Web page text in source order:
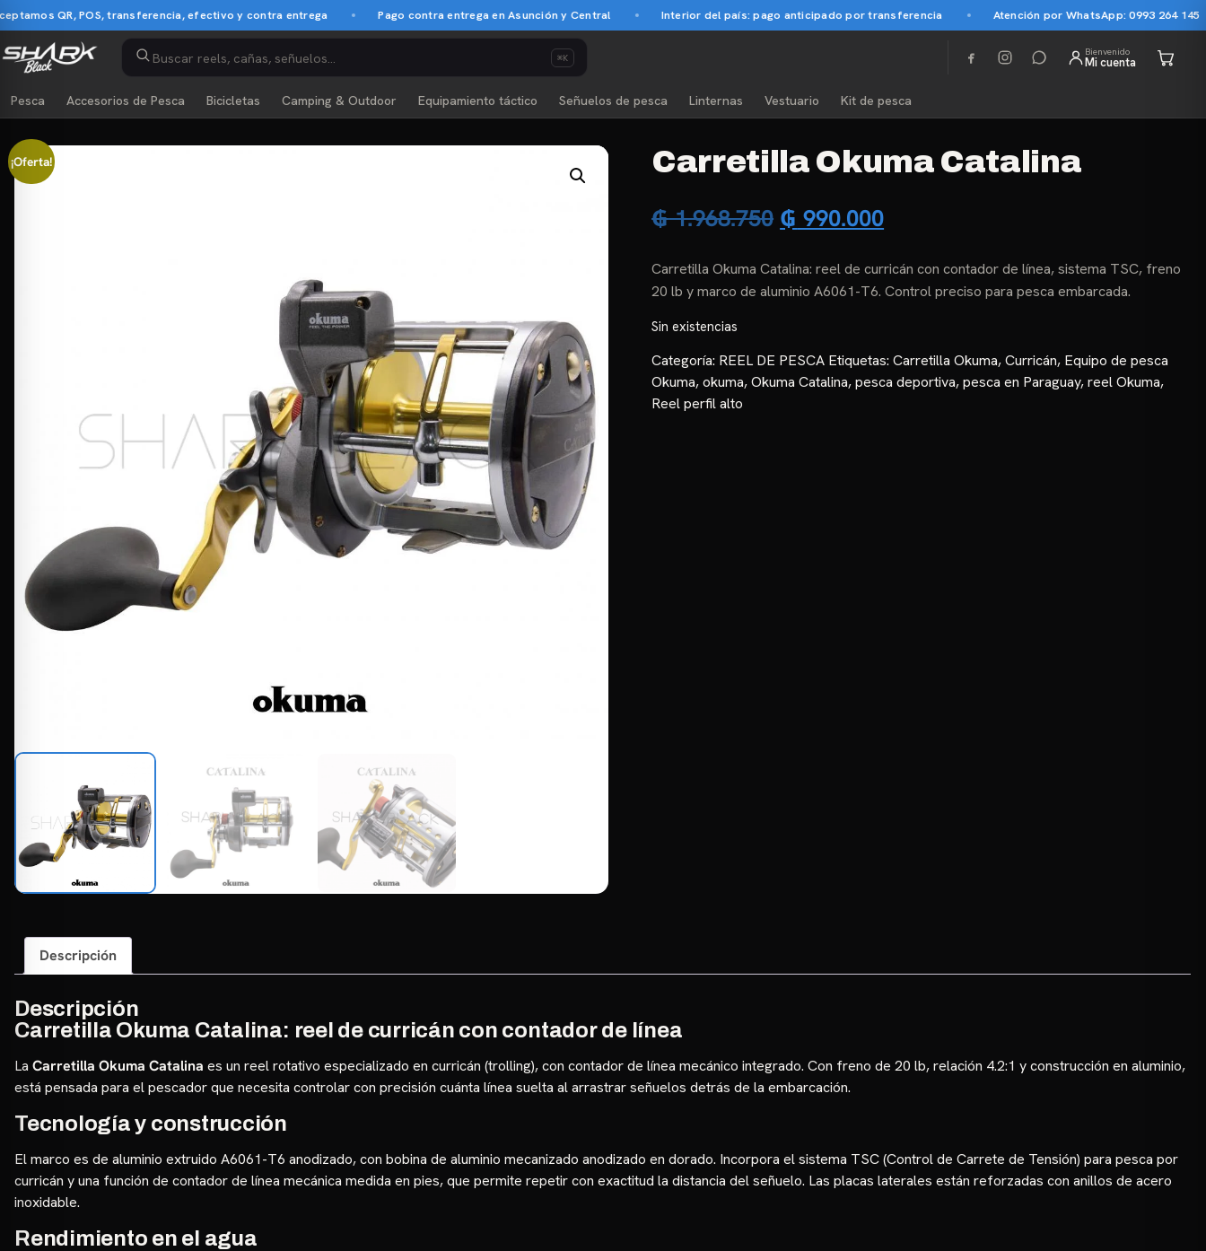
QR, POS, transferencia, efectivo y contra entrega Pago contra entrega en Asunción y Central Interior del país: pago anticipado por transferencia Atención por WhatsApp: 0993 264 145
⌘K Bienvenido
Mi cuenta
Pesca Accesorios de Pesca Bicicletas Camping & Outdoor Equipamiento táctico Señuelos de pesca Linternas Vestuario Kit de pesca
¡Oferta! Carretilla Okuma Catalina
₲1.968.750 El
original
₲ 1.968.750.
₲ 990.000El
actual
₲ 990.000.
Carretilla Okuma Catalina: reel de curricán con contador de línea, sistema TSC, freno
20 lb y marco de aluminio A6061-T6. Control preciso para pesca embarcada.
Sin existencias
Categoría: REEL DE PESCA Etiquetas:Carretilla Okuma,Curricán, Equipo de pesca
Okuma,okuma,Okuma Catalina,pesca deportiva,pesca en Paraguay,reel Okuma,
Reel perfil alto
Descripción
Descripción
Carretilla Okuma Catalina: reel de curricán con contador de línea
La Carretilla Okuma Catalina es un reel rotativo especializado en curricán (trolling), con contador de línea mecánico integrado. Con freno de 20 lb, relación 4.2:1 y construcción en aluminio,
está pensada para el pescador que necesita controlar con precisión cuánta línea suelta al arrastrar señuelos detrás de la embarcación.
Tecnología y construcción
El marco es de aluminio extruido A6061-T6 anodizado, con bobina de aluminio mecanizado anodizado en dorado. Incorpora el sistema TSC (Control de Carrete de Tensión) para pesca por
curricán y una función de contador de línea mecánica medida en pies, que permite repetir con exactitud la distancia del señuelo. Las placas laterales están reforzadas con anillos de acero
inoxidable.
Rendimiento en el agua